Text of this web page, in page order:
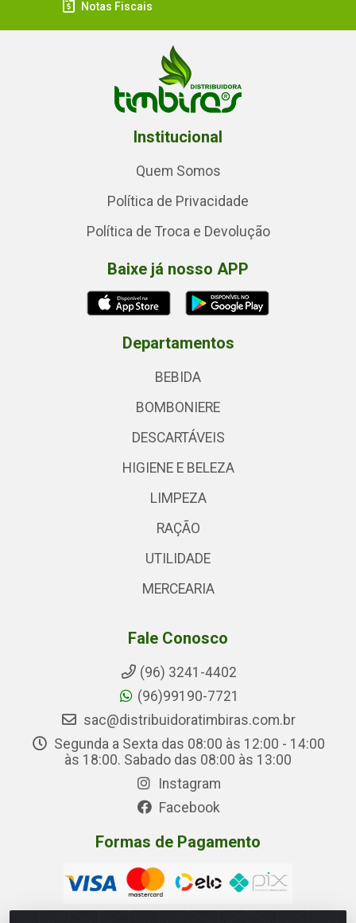
Notas Fiscais
Institucional
Quem Somos
Política de Privacidade
Política de Troca e Devolução
Baixe já nosso APP
Departamentos
BEBIDA
BOMBONIERE
DESCARTÁVEIS
HIGIENE E BELEZA
LIMPEZA
RAÇÃO
UTILIDADE
MERCEARIA
Fale Conosco
(96) 3241-4402
(96)99190-7721
sac@distribuidoratimbiras.com.br
Segunda a Sexta das 08:00 às 12:00 - 14:00
às 18:00. Sabado das 08:00 às 13:00
Instagram
Facebook
Formas de Pagamento